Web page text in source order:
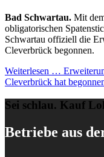
Bad Schwartau. Mit
obligatorischen
Schwartau offiziell die
Cleverbrück begonnen.
Weiterlesen …
Cleverbrück hat
Sei schlau. Kauf
Betriebe aus